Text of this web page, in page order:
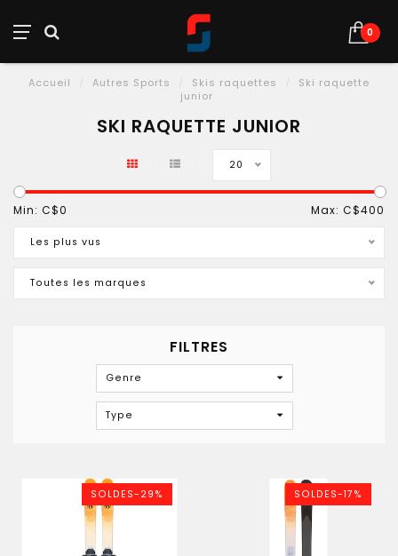
0
Accueil Autres Sports Skis raquettes
Ski raquette
junior
SKI RAQUETTE JUNIOR
20
Min: C$0 Max: C$400
Les plus vus
Toutes les marques
FILTRES
Genre
Type
SOLDES-29% SOLDES-17%